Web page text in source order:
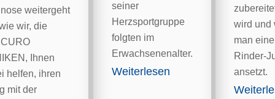
weitergeht
wir, die
Ihnen
helfen, ihren
mit der
seiner
Herzsportgruppe
folgten im
Erwachsenenalter.
Weiterlesen
wird und
man
Rinder-
ansetzt.